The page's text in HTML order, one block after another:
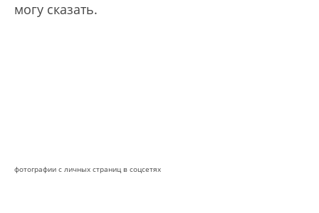
могу сказать.
фотографии с личных страниц в соцсетях